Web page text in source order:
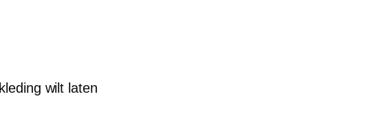
wilt laten